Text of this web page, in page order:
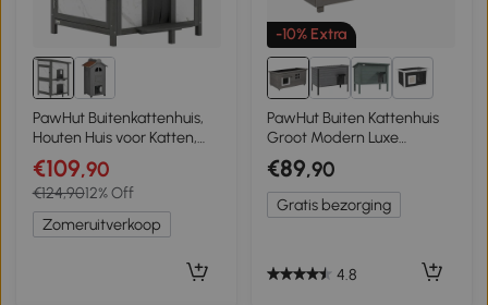
PawHut Buitenkattenhuis,
Houten Huis voor Katten,
Meerdere Ingangen, Raam,
Waterdicht, 60 x 60 x 88
cm, Wit
€109,90
€124,9012% Off
Zomeruitverkoop
-10% Extra
PawHut Buiten Kattenhuis
Groot Modern Luxe
Sparhout met Raam voor
Katten Grijs Zwart
€89,90
Gratis bezorging
4.8